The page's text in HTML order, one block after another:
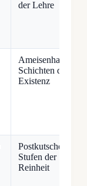
der Lehre
Ameisenhaufen /
Schichten der
Existenz
Postkutschen /
Stufen der
Reinheit